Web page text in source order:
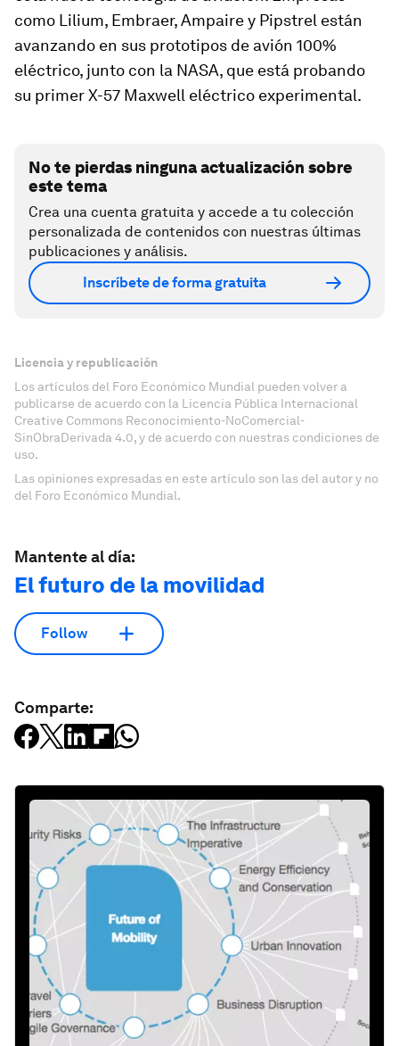
como Lilium, Embraer, Ampaire y Pipstrel están
avanzando en sus prototipos de avión 100%
eléctrico, junto con la NASA, que está probando
su primer X-57 Maxwell eléctrico experimental.
No te pierdas ninguna actualización sobre
este tema
Crea una cuenta gratuita y accede a tu colección
personalizada de contenidos con nuestras últimas
publicaciones y análisis.
Inscríbete de forma gratuita
Licencia y republicación
Los artículos del Foro Económico Mundial pueden volver a
publicarse de acuerdo con la Licencia Pública Internacional
Creative Commons Reconocimiento-NoComercial-
SinObraDerivada 4.0, y de acuerdo con nuestras condiciones de
uso.
Las opiniones expresadas en este artículo son las del autor y no
del Foro Económico Mundial.
Mantente al día:
El futuro de la movilidad
Follow
Comparte: